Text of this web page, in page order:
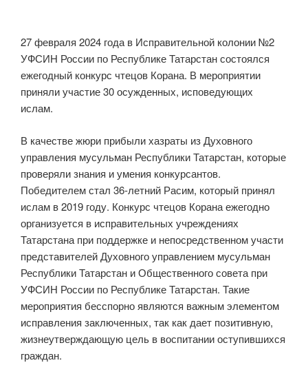
27 февраля 2024 года в Исправительной колонии №2
УФСИН России по Республике Татарстан состоялся
ежегодный конкурс чтецов Корана. В мероприятии
приняли участие 30 осужденных, исповедующих
ислам.
В качестве жюри прибыли хазраты из Духовного
управления мусульман Республики Татарстан, которые
проверяли знания и умения конкурсантов.
Победителем стал 36-летний Расим, который принял
ислам в 2019 году. Конкурс чтецов Корана ежегодно
организуется в исправительных учреждениях
Татарстана при поддержке и непосредственном участи
представителей Духовного управлением мусульман
Республики Татарстан и Общественного совета при
УФСИН России по Республике Татарстан. Такие
мероприятия бесспорно являются важным элементом
исправления заключенных, так как дает позитивную,
жизнеутверждающую цель в воспитании оступившихся
граждан.